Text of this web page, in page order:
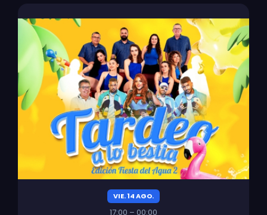
VIE. 14 AGO.
17:00 – 00:00